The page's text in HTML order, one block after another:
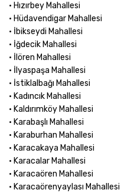
• Hızırbey Mahallesi
• Hüdavendigar Mahallesi
• İbikseydi Mahallesi
• İğdecik Mahallesi
• İlören Mahallesi
• İlyaspaşa Mahallesi
• İstiklalbağı Mahallesi
• Kadıncık Mahallesi
• Kaldırımköy Mahallesi
• Karabaşlı Mahallesi
• Karaburhan Mahallesi
• Karacakaya Mahallesi
• Karacalar Mahallesi
• Karacaören Mahallesi
• Karacaörenyaylası Mahallesi